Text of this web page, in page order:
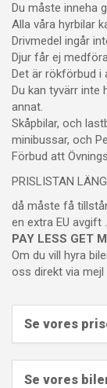
Du måste inneha
Alla våra hyrbilar
Drivmedel ingår
Djur får ej
Det är rökförbud i
Du kan tyvärr inte
annat.
Skåpbilar, och
minibussar, och
Förbud att
PRISLISTAN
då måste få
en extra EU avgift .
PAY LESS GET
Om du vill hyra
oss direkt via
Se vores
Se vores